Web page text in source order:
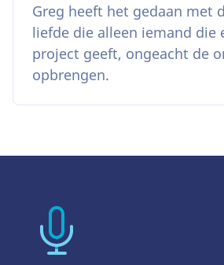
Greg heeft het gedaan met
liefde die alleen iemand die
project geeft, ongeacht de
opbrengen.